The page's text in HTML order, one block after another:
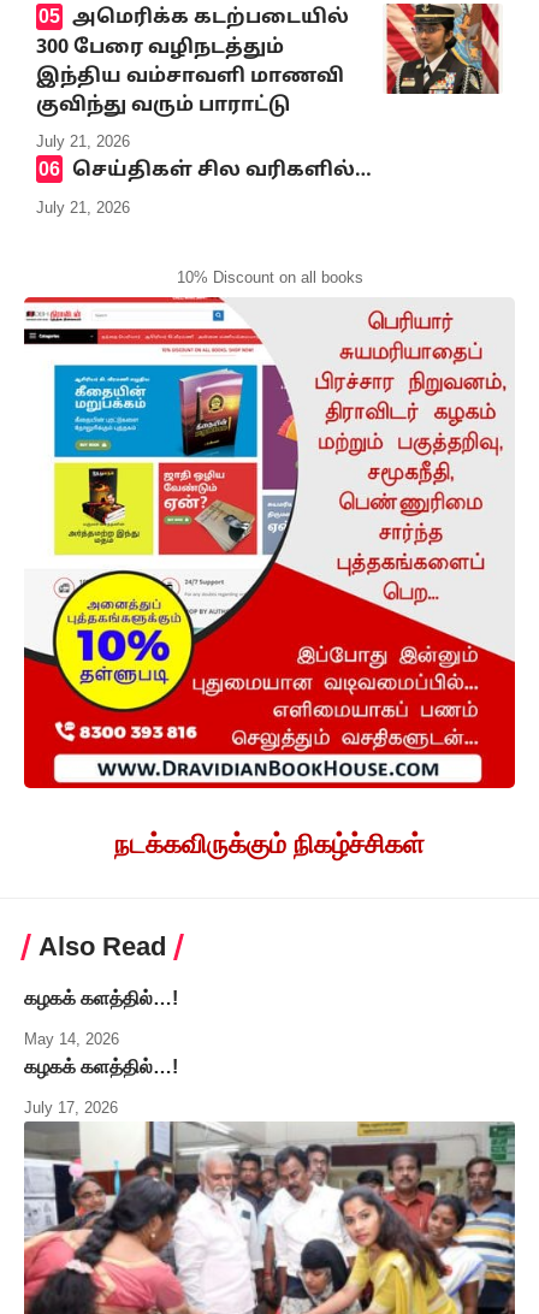
அமெரிக்க கடற்படையில்
300 பேரை வழிநடத்தும்
இந்திய வம்சாவளி மாணவி
குவிந்து வரும் பாராட்டு
July 21, 2026
செய்திகள் சில வரிகளில்…
July 21, 2026
10% Discount on all books
நடக்கவிருக்கும் நிகழ்ச்சிகள்
Also Read
கழகக் களத்தில்…!
May 14, 2026
கழகக் களத்தில்…!
July 17, 2026